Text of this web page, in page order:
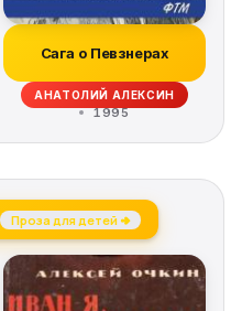
Сага о Певзнерах
АНАТОЛИЙ АЛЕКСИН
1995
Проза для детей →